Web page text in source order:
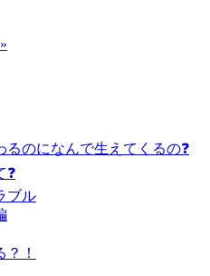
のになんで生えてくるの❓
ブル
！